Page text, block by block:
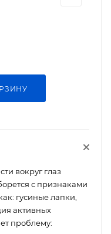
вокруг глаз
с признаками
гусиные лапки,
активных
проблему: